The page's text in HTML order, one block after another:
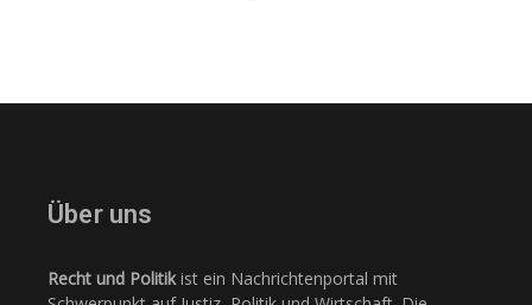
Über uns
Recht und Politikist ein Nachrichtenportal mit